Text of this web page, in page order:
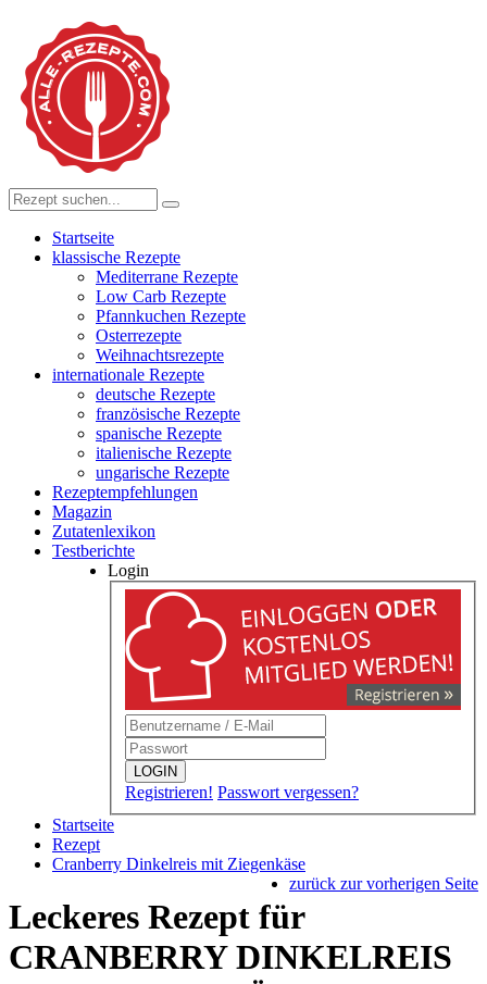
Startseite
klassische Rezepte
Mediterrane Rezepte
Low Carb Rezepte
Pfannkuchen Rezepte
Osterrezepte
Weihnachtsrezepte
internationale Rezepte
deutsche Rezepte
französische Rezepte
spanische Rezepte
italienische Rezepte
ungarische Rezepte
Rezeptempfehlungen
Magazin
Zutatenlexikon
Testberichte
Login
LOGIN
Registrieren! Passwort vergessen?
Startseite
Rezept
Cranberry Dinkelreis mit Ziegenkäse
zurück zur vorherigen Seite
Leckeres Rezept für
CRANBERRY DINKELREIS